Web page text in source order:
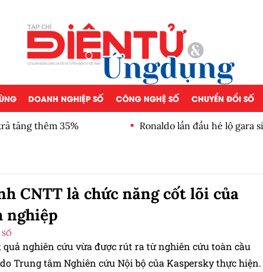
DOANH NGHIỆP SỐ CÔNG NGHỆ SỐ CHUYỂN ĐỔI SỐ
tăng thêm 35% Ronaldo lần đầu hé lộ gara
CNTT là chức năng cốt lõi của
nghiệp
quả nghiên cứu vừa được rút ra từ nghiên cứu toàn cầu
Trung tâm Nghiên cứu Nội bộ của Kaspersky thực hiện.